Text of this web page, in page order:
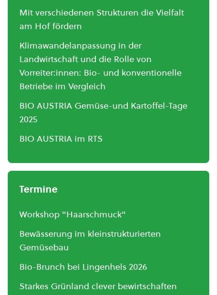
Mit verschiedenen Strukturen die Vielfalt
am Hof fördern
Klimawandelanpassung in der
Landwirtschaft und die Rolle von
Vorreiter:innen: Bio- und konventionelle
Betriebe im Vergleich
BIO AUSTRIA Gemüse-und Kartoffel-Tage
2025
BIO AUSTRIA im RTS
Termine
Workshop "Haarschmuck"
Bewässerung im kleinstrukturierten
Gemüsebau
Bio-Brunch bei Lingenhels 2026
Starkes Grünland clever bewirtschaften